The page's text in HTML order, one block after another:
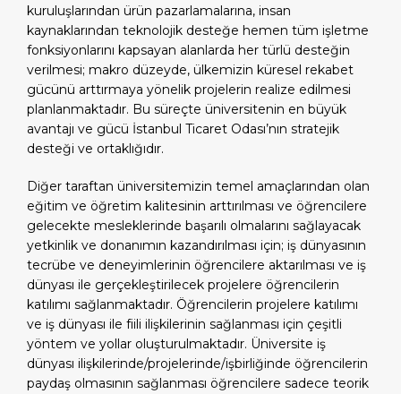
kuruluşlarından ürün pazarlamalarına, insan
kaynaklarından teknolojik desteğe hemen tüm işletme
fonksiyonlarını kapsayan alanlarda her türlü desteğin
verilmesi; makro düzeyde, ülkemizin küresel rekabet
gücünü arttırmaya yönelik projelerin realize edilmesi
planlanmaktadır. Bu süreçte üniversitenin en büyük
avantajı ve gücü İstanbul Ticaret Odası’nın stratejik
desteği ve ortaklığıdır.
Diğer taraftan üniversitemizin temel amaçlarından olan
eğitim ve öğretim kalitesinin arttırılması ve öğrencilere
gelecekte mesleklerinde başarılı olmalarını sağlayacak
yetkinlik ve donanımın kazandırılması için; iş dünyasının
tecrübe ve deneyimlerinin öğrencilere aktarılması ve iş
dünyası ile gerçekleştirilecek projelere öğrencilerin
katılımı sağlanmaktadır. Öğrencilerin projelere katılımı
ve iş dünyası ile fiili ilişkilerinin sağlanması için çeşitli
yöntem ve yollar oluşturulmaktadır. Üniversite iş
dünyası ilişkilerinde/projelerinde/işbirliğinde öğrencilerin
paydaş olmasının sağlanması öğrencilere sadece teorik